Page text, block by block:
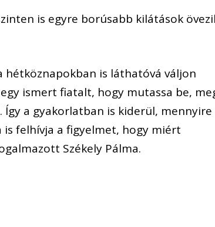
is egyre borúsabb kilátások
hétköznapokban is láthatóvá váljon
ismert fiatalt, hogy mutassa be,
a gyakorlatban is kiderül, mennyire
is felhívja a figyelmet, hogy miért
Székely Pálma.